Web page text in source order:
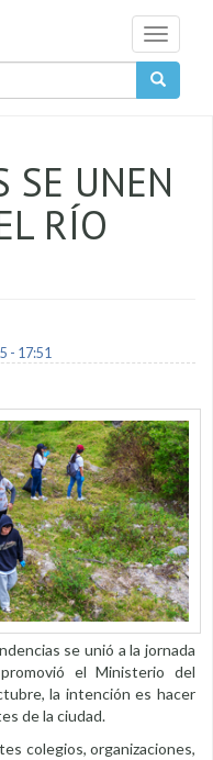
Toggle
SE UNEN
RÍO
- 17:51
se unió a la jornada
el Ministerio del
la intención es hacer
de la ciudad.
colegios, organizaciones,